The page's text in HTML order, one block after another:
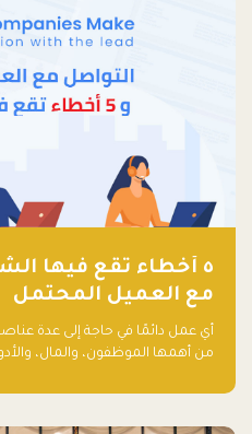
٥ أخطاء تقع فيها
مع العميل المحتمل
أي عمل دائمًا في حاجة إلى عدة
من أهمها الموظفون، والمال،
أساسه ذلك العمل.